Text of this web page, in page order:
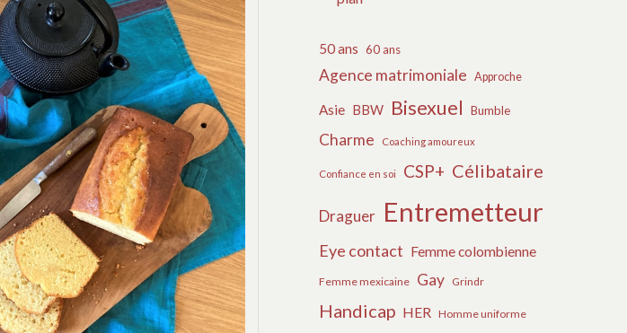
50 ans 60 ans
Agence matrimoniale Approche
Asie BBW Bisexuel Bumble
Charme Coaching amoureux
Confiance en soi CSP+ Célibataire
Draguer Entremetteur
Eye contact Femme colombienne
Femme mexicaine Gay Grindr
Handicap HER Homme uniforme